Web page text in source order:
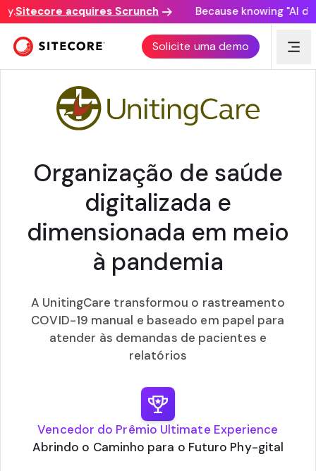
Sitecore acquires Scrunch Because knowing "AI
Solicite uma demo
UNITINGCARE QUEENSLAND
Organização de saúde
digitalizada e
dimensionada em meio
à pandemia
A UnitingCare transformou o rastreamento
COVID-19 manual e baseado em papel para
atender às demandas de pacientes e
relatórios
Vencedor do Prêmio Ultimate Experience
Abrindo o Caminho para o Futuro Phy-gital